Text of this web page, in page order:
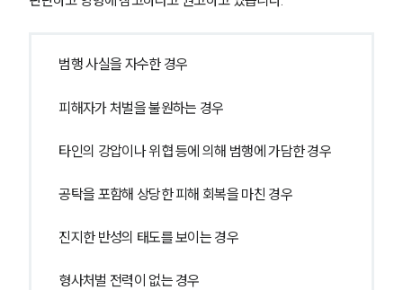
고객의 소리
업무사례
주요 업무사례
사례분석/최신동향
법률지식인
업무분야
범행 사실을 자수한 경우
피해자가 처벌을 불원하는 경우
타인의 강압이나 위협 등에 의해 범행에 가담한 경우
공탁을 포함해 상당한 피해 회복을 마친 경우
진지한 반성의 태도를 보이는 경우
형사처벌 전력이 없는 경우